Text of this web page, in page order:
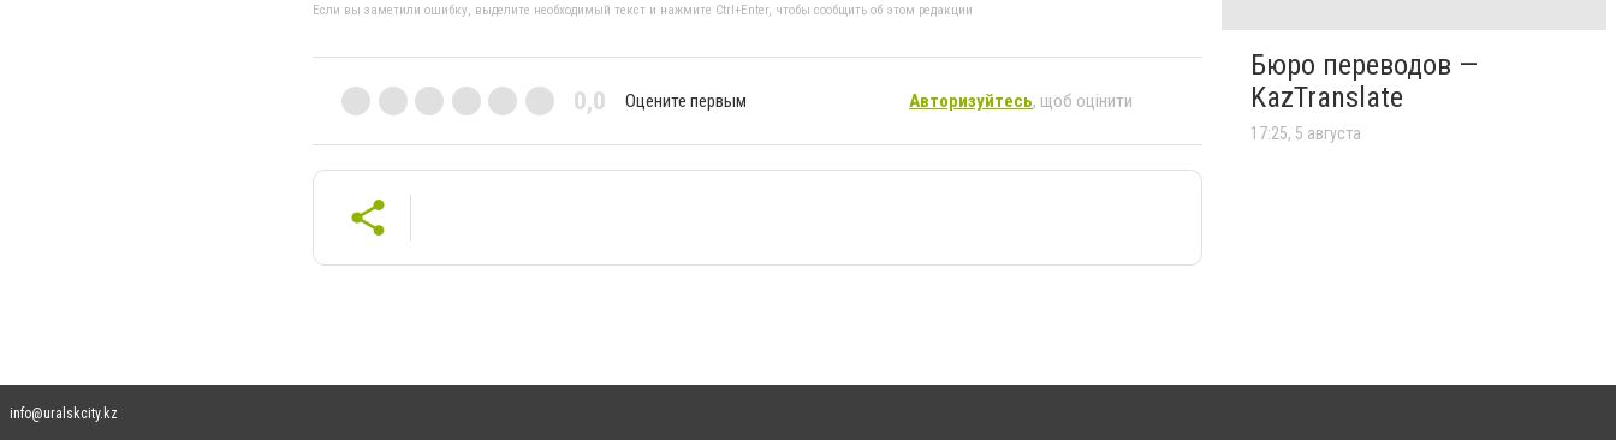
Если вы заметили ошибку, выделите необходимый текст и нажмите Ctrl+Enter, чтобы сообщить об этом редакции
0,0 Оцените первым Авторизуйтесь, щоб оцінити
Бюро переводов —
KazTranslate
17:25, 5 августа
info@uralskcity.kz